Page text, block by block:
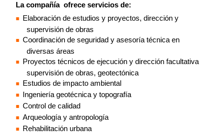
La compañía ofrece servicios de:
Elaboración de estudios y proyectos, dirección y
supervisión de obras
Coordinación de seguridad y asesoría técnica en
diversas áreas
Proyectos técnicos de ejecución y dirección facultativa
supervisión de obras, geotectónica
Estudios de impacto ambiental
Ingeniería geotécnica y topografía
Control de calidad
Arqueología y antropología
Rehabilitación urbana